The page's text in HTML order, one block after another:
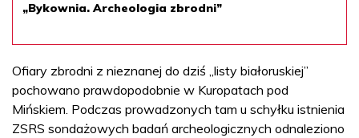
„Bykownia. Archeologia zbrodni”
Ofiary zbrodni z nieznanej do dziś „listy białoruskiej”
pochowano prawdopodobnie w Kuropatach pod
Mińskiem. Podczas prowadzonych tam u schyłku istnienia
ZSRS sondażowych badań archeologicznych odnaleziono